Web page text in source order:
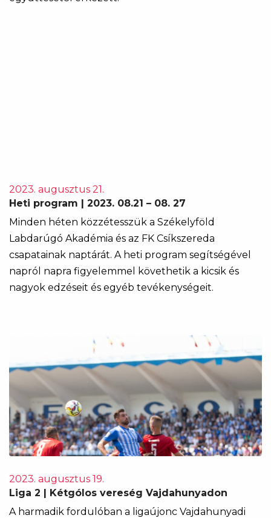
2023. augusztus 21.
Heti program | 2023. 08.21 – 08. 27
Minden héten közzétesszük a Székelyföld
Labdarúgó Akadémia és az FK Csíkszereda
csapatainak naptárát. A heti program segítségével
napról napra figyelemmel követhetik a kicsik és
nagyok edzéseit és egyéb tevékenységeit.
2023. augusztus 19.
Liga 2 | Kétgólos vereség Vajdahunyadon
A harmadik fordulóban a ligaújonc Vajdahunyadi